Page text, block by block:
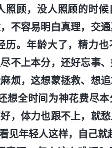
顾，没人照顾的时
不容易明白真理，交
。年龄大了，精力
不上本分，还好忘事
烦，这想蒙拯救、想追
全时间为神花费尽本
，体力也跟不上，就
见年轻人这样，自己就